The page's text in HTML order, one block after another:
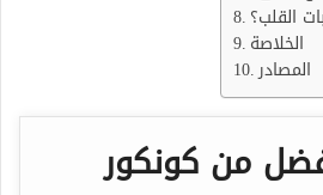
القلب؟
الخلاصة
المصادر
من كونكور